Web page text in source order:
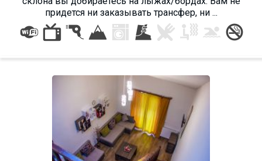
придется ни заказывать трансфер, ни ...